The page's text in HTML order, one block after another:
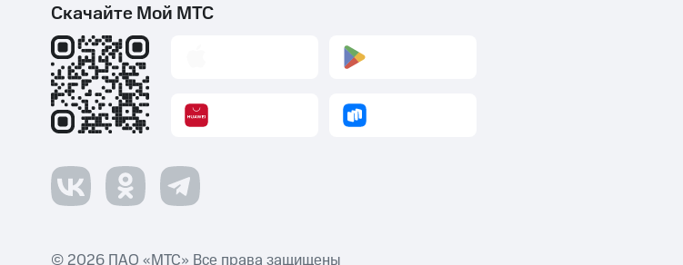
Скачайте Мой МТС
© 2026 ПАО «МТС» Все права защищены